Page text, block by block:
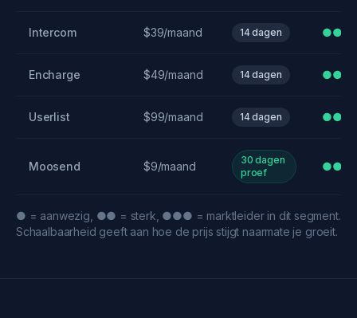
Intercom $39/maand 14 dagen ●●●
Encharge $49/maand 14 dagen ●●●
Userlist $99/maand 14 dagen ●●●
Moosend $9/maand
30 dagen
proef
●●
● = aanwezig, ●● = sterk, ●●● = marktleider in dit segment.
Schaalbaarheid geeft aan hoe de prijs stijgt naarmate je groeit.